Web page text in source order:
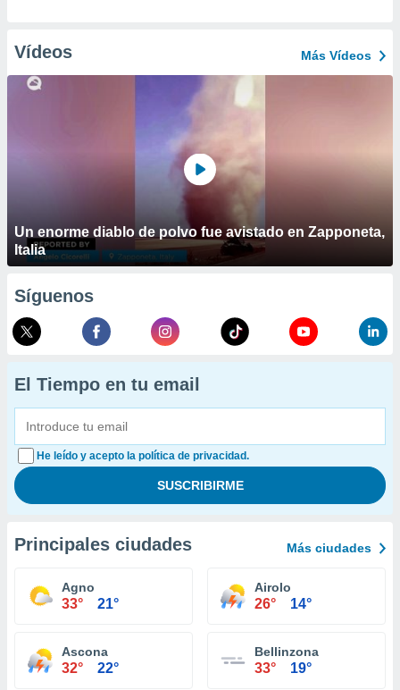
Vídeos Más Vídeos
Un enorme diablo de polvo fue avistado en Zapponeta,
Italia
Síguenos
El Tiempo en tu email
He leído y acepto la política de privacidad.
Principales ciudades Más ciudades
Agno
33° 21°
Airolo
26° 14°
Ascona
32° 22°
Bellinzona
33° 19°